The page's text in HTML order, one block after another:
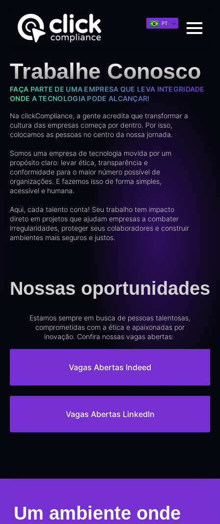
PT
Trabalhe Conosco
FAÇA PARTE DE UMA EMPRESA QUE LEVA INTEGRIDADE
ONDE A TECNOLOGIA PODE ALCANÇAR!
Na clickCompliance, a gente acredita que transformar a
cultura das empresas começa por dentro. Por isso,
colocamos as pessoas no centro da nossa jornada.
Somos uma empresa de tecnologia movida por um
propósito claro: levar ética, transparência e
conformidade para o maior número possível de
organizações. E fazemos isso de forma simples,
acessível e humana.
Aqui, cada talento conta! Seu trabalho tem impacto
direto em projetos que ajudam empresas a combater
irregularidades, proteger seus colaboradores e construir
ambientes mais seguros e justos.
Nossas oportunidades
Estamos sempre em busca de pessoas talentosas,
comprometidas com a ética e apaixonadas por
inovação. Confira nossas vagas abertas:
Vagas Abertas Indeed
Vagas Abertas LinkedIn
Um ambiente onde